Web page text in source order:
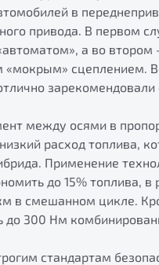
в
привода. В первом
а во втором
«мокрым» сцеплением.
зарекомендовали
между осями в
расход топлива,
Применение
до 15% топлива, в
в смешанном цикле.
до 300 Нм
стандартам